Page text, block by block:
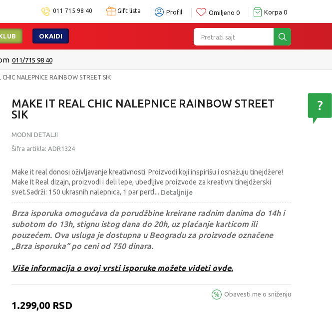
011 715 98 40 Gift lista Profil Omiljeno 0 Korpa 0
Pretraži sajt
OKAIDI
011/715 98 40
NALEPNICE RAINBOW STREET SIK
MAKE IT REAL CHIC NALEPNICE RAINBOW STREET
SIK
MODNI DETALJI
Šifra artikla: ADR1324
Make it real donosi oživljavanje kreativnosti. Proizvodi koji inspirišu i osnažuju tinejdžere!
Make It Real dizajn, proizvodi i deli lepe, ubedljive proizvode za kreativni tinejdžerski
svet.Sadrži: 150 ukrasnih nalepnica, 1 par pertl... Detaljnije
Brza isporuka omogućava da porudžbine kreirane radnim danima do 14h i
subotom do 13h, stignu istog dana do 20h, uz plaćanje karticom ili
pouzećem. Ova usluga je dostupna u Beogradu za proizvode označene
„Brza isporuka“ po ceni od 750 dinara.
Više informacija o ovoj vrsti isporuke možete videti ovde.
1.299,00 RSD
Obavesti me o sniženju